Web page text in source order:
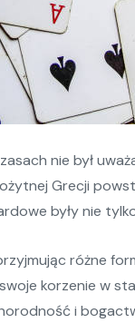
nie był
Grecji
były nie
różne
korzenie w
i